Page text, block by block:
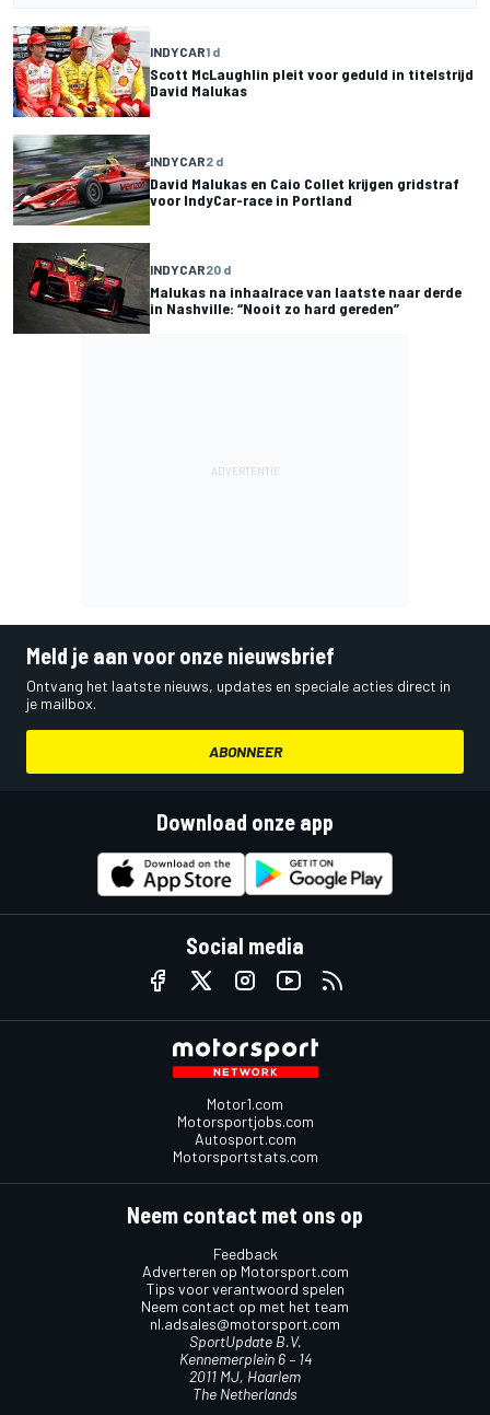
INDYCAR1 d
Scott McLaughlin pleit voor geduld in titelstrijd
David Malukas
INDYCAR2 d
David Malukas en Caio Collet krijgen gridstraf
voor IndyCar-race in Portland
INDYCAR20 d
Malukas na inhaalrace van laatste naar derde
in Nashville: “Nooit zo hard gereden”
Meld je aan voor onze nieuwsbrief
Ontvang het laatste nieuws, updates en speciale acties direct in
je mailbox.
ABONNEER
Download onze app
Social media
Motor1.com
Motorsportjobs.com
Autosport.com
Motorsportstats.com
Neem contact met ons op
Feedback
Adverteren op Motorsport.com
Tips voor verantwoord spelen
Neem contact op met het team
nl.adsales@motorsport.com
SportUpdate B.V.
Kennemerplein 6 – 14
2011 MJ, Haarlem
The Netherlands